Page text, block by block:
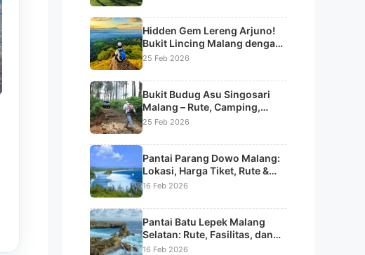
Hidden Gem Lereng Arjuno!
Bukit Lincing Malang dengan
Panorama Sunrise & Lautan
25 Feb 2026
Bukit Budug Asu Singosari
Malang – Rute, Camping,
Sunrise & Tips Lengkap
25 Feb 2026
Pantai Parang Dowo Malang:
Lokasi, Harga Tiket, Rute &
Daya Tarik Pantai Batu Karang
16 Feb 2026
Pantai Batu Lepek Malang
Selatan: Rute, Fasilitas, dan
Keindahan Alamnya
16 Feb 2026